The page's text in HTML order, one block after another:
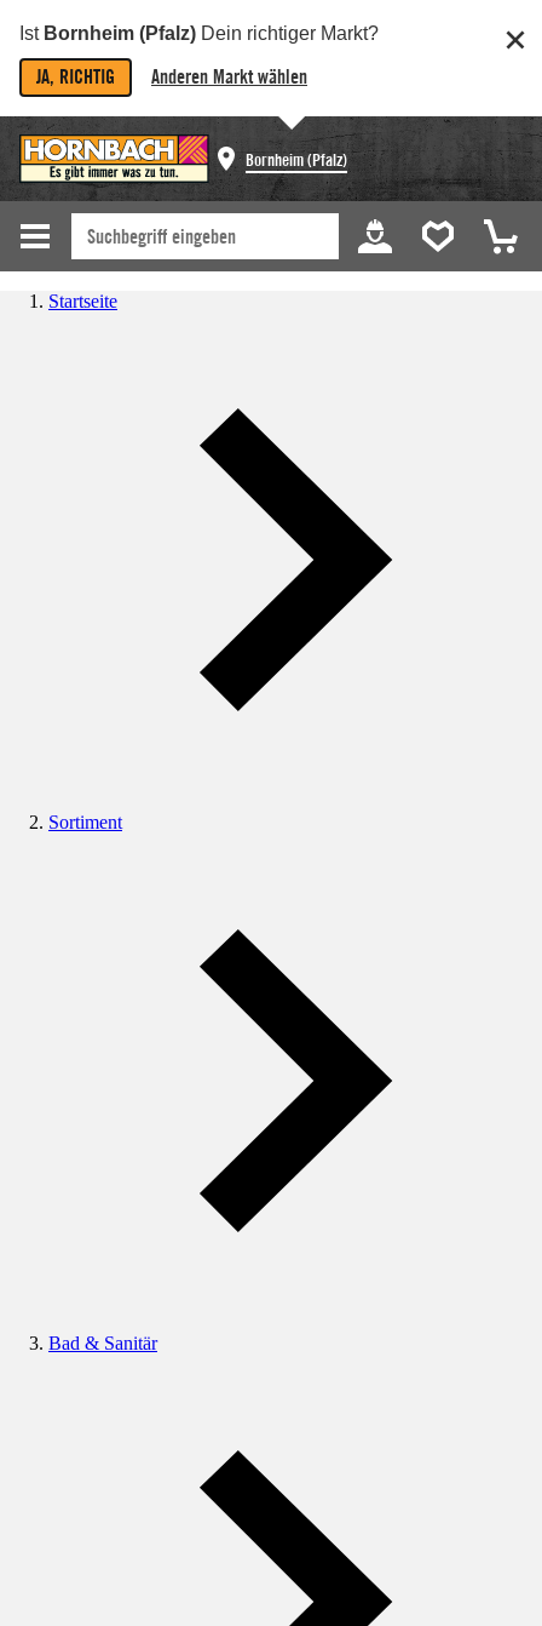
Ist Bornheim (Pfalz) Dein richtiger Markt?
JA, RICHTIG Anderen Markt wählen
Bornheim (Pfalz)
Startseite
Sortiment
Bad & Sanitär